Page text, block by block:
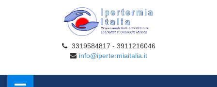
3319584817 - 3911216046
info@ipertermiaitalia.it